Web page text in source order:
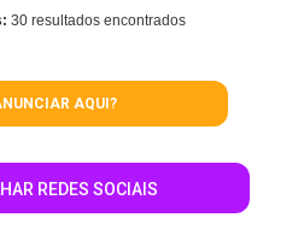
30 resultados encontrados
AQUI?
REDES SOCIAIS